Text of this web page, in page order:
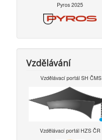
Pyros 2025
Vzdělávání
Vzdělávací portál SH ČMS
Vzdělávací portál HZS ČR